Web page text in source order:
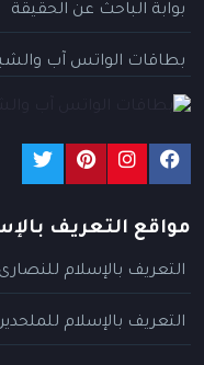
بوابة الباحث عن الحقيقة
بطاقات الواتس آب
مواقع التعريف
التعريف بالإسلام للنصارى
التعريف بالإسلام